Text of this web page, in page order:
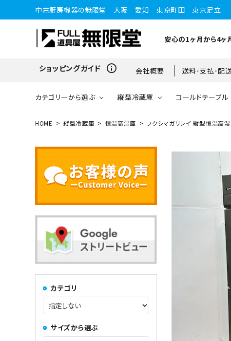
中古厨房機器の無限堂 大阪 愛知 東京町田 東京足立
安心の1ヶ月から4ヶ
ショッピングガイド info_outline 会社概要 送料･支払･配
カテゴリーから選ぶ
ショーケース 対
コンロ・レンジ
コーヒーマシン関連
その他
縦型冷蔵庫
ブラストチラー・ショックフ
リーザー
コールドテーブル
ドロワータイプ・他
65kg
100kg以上
ワインセラー・ワインクーラ
ー
ホ
HOME 縦型冷蔵庫 恒温高湿庫 フクシマガリレイ 縦型恒温高
カテゴリ
サイズから選ぶ